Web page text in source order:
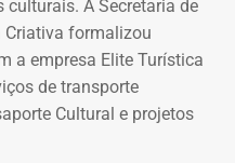
sob pretexto
despesas ligadas a
a R$ 228,6 mil,
indicando se os perfis
endereços de IP,
meios de
negócios.
A Secretaria de
Criativa formalizou
a empresa Elite Turística
de transporte
Cultural e projetos